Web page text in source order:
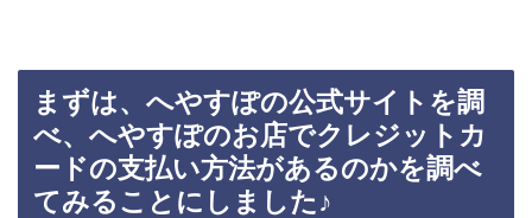
まずは、へやすぽの公式サイトを調
べ、へやすぽのお店でクレジットカ
ードの支払い方法があるのかを調べ
てみることにしました♪